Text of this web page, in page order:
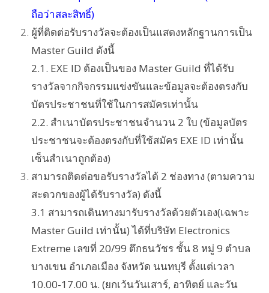
ถือว่าสละสิทธิ์)
ผู้ที่ติดต่อรับรางวัลจะต้องเป็นแสดงหลักฐานการเป็น
Master Guild ดังนี้
2.1. EXE ID ต้องเป็นของ Master Guild ที่ได้รับ
รางวัลจากกิจกรรมแข่งขันและข้อมูลจะต้องตรงกับ
บัตรประชาชนที่ใช้ในการสมัครเท่านั้น
2.2. สำเนาบัตรประชาชนจำนวน 2 ใบ (ข้อมูลบัตร
ประชาชนจะต้องตรงกับที่ใช้สมัคร EXE ID เท่านั้น
เซ็นสำเนาถูกต้อง)
สามารถติดต่อขอรับรางวัลได้ 2 ช่องทาง (ตามความ
สะดวกของผู้ได้รับรางวัล) ดังนี้
3.1 สามารถเดินทางมารับรางวัลด้วยตัวเอง(เฉพาะ
Master Guild เท่านั้น) ได้ที่บริษัท Electronics
Extreme เลขที่ 20/99 ตึกธนวัชร ชั้น 8 หมู่ 9 ตำบล
บางเขน อำเภอเมือง จังหวัด นนทบุรี ตั้งแต่เวลา
10.00-17.00 น. (ยกเว้นวันเสาร์, อาทิตย์ และวัน